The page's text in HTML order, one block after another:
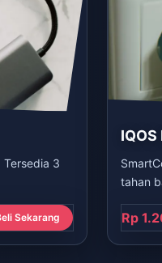
3
Sekarang
IQOS
tahan
Rp